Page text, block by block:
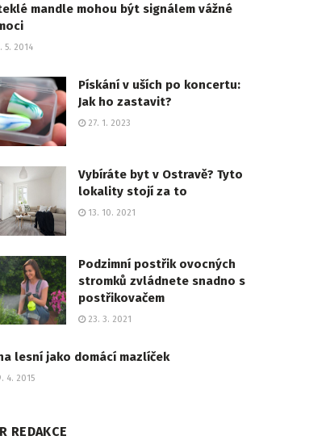
mandle mohou být signálem vážné
5. 2014
Pískání v uších po koncertu:
Jak ho zastavit?
27. 1. 2023
Vybíráte byt v Ostravě? Tyto
lokality stojí za to
13. 10. 2021
Podzimní postřik ovocných
stromků zvládnete snadno s
postřikovačem
23. 3. 2021
lesní jako domácí mazlíček
4. 2015
REDAKCE